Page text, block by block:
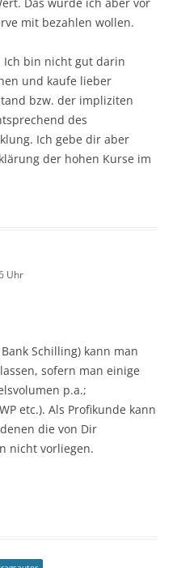
mit bezahlen wollen.
Ich bin nicht gut darin
und kaufe lieber
bzw. der impliziten
des
Ich gebe dir aber
der hohen Kurse im
Uhr
Schilling) kann man
sofern man einige
p.a.;
etc.). Als Profikunde kann
die von Dir
nicht vorliegen.